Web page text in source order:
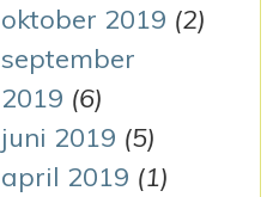
oktober 2019 (2)
september
2019 (6)
juni 2019 (5)
april 2019 (1)